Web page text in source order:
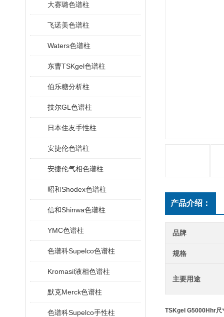
大赛璐色谱柱
飞诺美色谱柱
Waters色谱柱
东曹TSKgel色谱柱
伯乐糖分析柱
技尔GL色谱柱
日本住友手性柱
安捷伦色谱柱
安捷伦气相色谱柱
昭和Shodex色谱柱
信和Shinwa色谱柱
YMC色谱柱
色谱科Supelco色谱柱
Kromasil液相色谱柱
默克Merck色谱柱
色谱科Supelco手性柱
产品介绍：
品牌
规格
主要用途
TSKgel G5000Hhr